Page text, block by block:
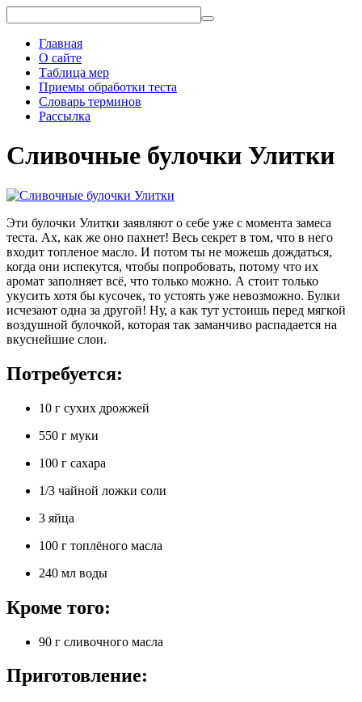
Главная
О сайте
Таблица мер
Приемы обработки теста
Словарь терминов
Рассылка
Сливочные булочки Улитки
Эти булочки Улитки заявляют о себе уже с момента замеса
теста. Ах, как же оно пахнет! Весь секрет в том, что в него
входит топленое масло. И потом ты не можешь дождаться,
когда они испекутся, чтобы попробовать, потому что их
аромат заполняет всё, что только можно. А стоит только
укусить хотя бы кусочек, то устоять уже невозможно. Булки
исчезают одна за другой! Ну, а как тут устоишь перед мягкой
воздушной булочкой, которая так заманчиво распадается на
вкуснейшие слои.
Потребуется:
10 г сухих дрожжей
550 г муки
100 г сахара
1/3 чайной ложки соли
3 яйца
100 г топлёного масла
240 мл воды
Кроме того:
90 г сливочного масла
Приготовление: